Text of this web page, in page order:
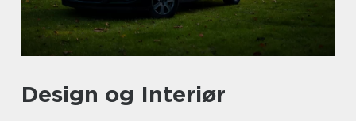
Design og Interiør